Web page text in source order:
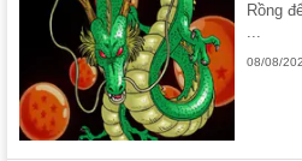
Rồng
...
08/08/